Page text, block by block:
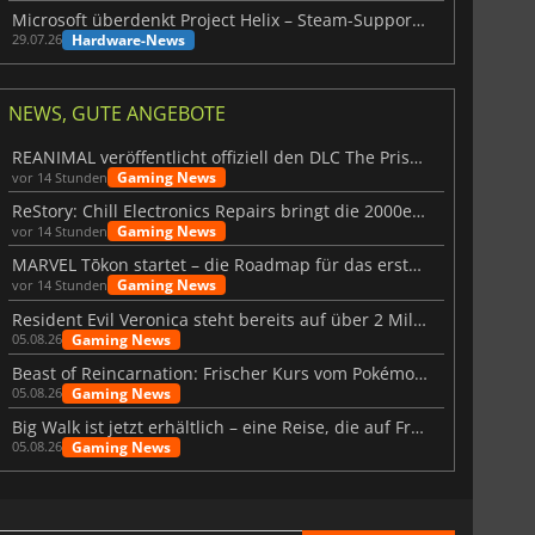
Microsoft überdenkt Project Helix – Steam-Support gefährdet
29.07.26 Hardware-News
NEWS, GUTE ANGEBOTE
REANIMAL veröffentlicht offiziell den DLC The Prisoner
vor 14 Stunden Gaming News
ReStory: Chill Electronics Repairs bringt die 2000er zurück
vor 14 Stunden Gaming News
MARVEL Tōkon startet – die Roadmap für das erste Jahr wurde vorgestellt
vor 14 Stunden Gaming News
Resident Evil Veronica steht bereits auf über 2 Millionen Wunschlisten
05.08.26 Gaming News
Beast of Reincarnation: Frischer Kurs vom Pokémon-Studio
05.08.26 Gaming News
Big Walk ist jetzt erhältlich – eine Reise, die auf Freundschaft basiert
05.08.26 Gaming News